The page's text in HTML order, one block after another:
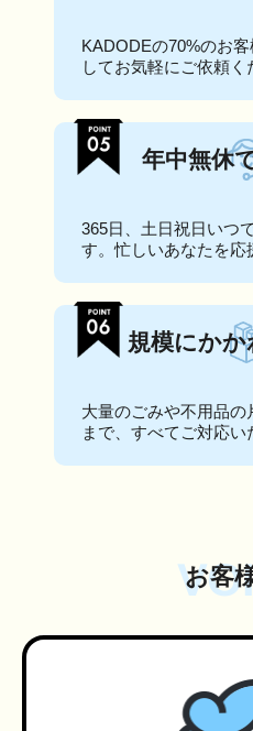
KADODEの70%のお
してお気軽にご依頼く
年中無休
365日、土日祝日いつ
す。忙しいあなたを応
規模にか
大量のごみや不用品
まで、すべてご対応い
お客